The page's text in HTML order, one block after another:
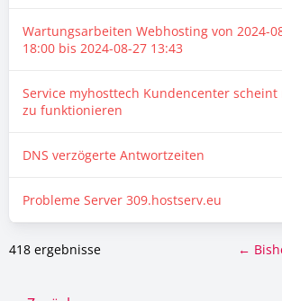
Wartungsarbeiten Webhosting von 2024-
18:00 bis 2024-08-27 13:43
Service myhosttech Kundencenter
zu funktionieren
DNS verzögerte Antwortzeiten
Probleme Server 309.hostserv.eu
←
418 ergebnisse